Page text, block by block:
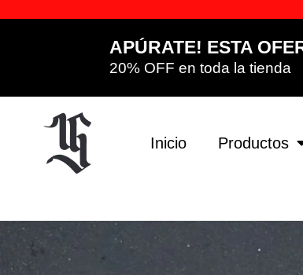
APÚRATE! ESTA
20% OFF en toda la tienda
Inicio Productos